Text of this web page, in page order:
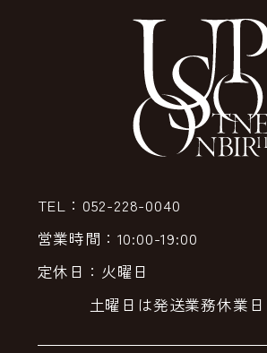
TEL：052-228-0040
営業時間：10:00-19:00
定休日：火曜日
土曜日は発送業務休業日